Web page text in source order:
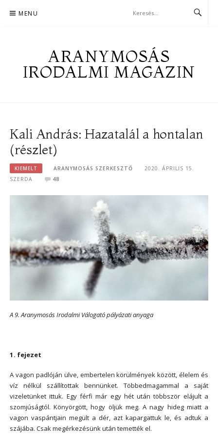
MENU
ARANYMOSÁS
IRODALMI MAGAZIN
Kali András: Hazatalál a hontalan
(részlet)
KIEMELT ARANYMOSÁS SZERKESZTŐ
2020. ÁPRILIS 15.
SZERDA
48
A 9. Aranymosás Irodalmi Válogató pályázati anyaga
1. fejezet
A vagon padlóján ülve, embertelen körülmények között, élelem és
víz nélkül szállítottak bennünket. Többedmagammal a saját
vizeletünket ittuk. Egy férfi már egy hét után többször elájult a
szomjúságtól. Könyörgött, hogy öljük meg. A nagy hideg miatt a
vagon vaspántjain megült a dér, azt kapargattuk le, és adtuk a
szájába. Csak megérkezésünk után temették el.